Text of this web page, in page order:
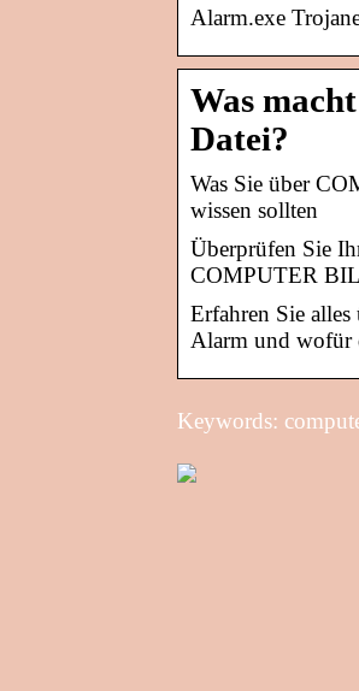
Alarm.exe
Was
Datei?
Was Sie über
wissen sollten
Überprüfen Sie
COMPUTER
Erfahren Sie
Alarm und wofür
Keywords: